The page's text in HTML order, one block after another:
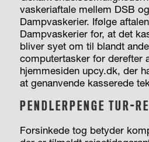
vaskeri­aftale mellem DSB
Dampvaskerier. Ifølge
Dampvaskerier for, at det
bliver syet om til blandt
computertasker for derefter
hjemmesiden upcy.dk, der
at genanvende kasserede
PENDLERPENGE TUR-
Forsinkede tog betyder